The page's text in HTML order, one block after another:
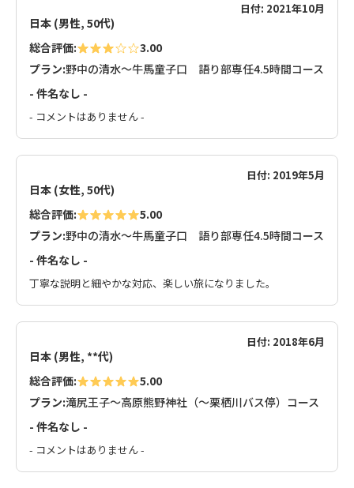
日付: 2021年10月
日本 (男性, 50代)
総合評価:
3.00
プラン:野中の清水～牛馬童子口 語り部専任4.5時間コース
- 件名なし -
- コメントはありません -
日付: 2019年5月
日本 (女性, 50代)
総合評価:
5.00
プラン:野中の清水～牛馬童子口 語り部専任4.5時間コース
- 件名なし -
丁寧な説明と細やかな対応、楽しい旅になりました。
日付: 2018年6月
日本 (男性, **代)
総合評価:
5.00
プラン:滝尻王子～高原熊野神社（～栗栖川バス停）コース
- 件名なし -
- コメントはありません -